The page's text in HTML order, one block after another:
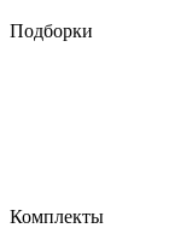
Подборки
Комплекты